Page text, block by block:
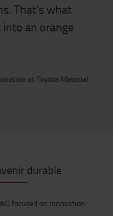
.That's what
an orange
at Toyota Material
durable